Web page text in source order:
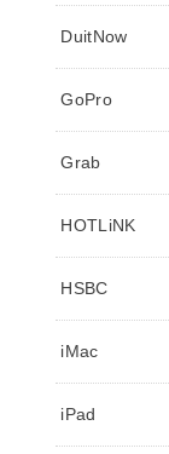
DuitNow
GoPro
Grab
HOTLiNK
HSBC
iMac
iPad